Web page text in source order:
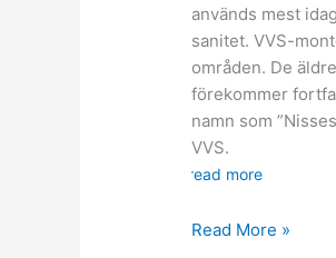
används mest
sanitet. VVS-
områden. De
förekommer
namn som
VVS.
read more
Betydelsen
Read More »